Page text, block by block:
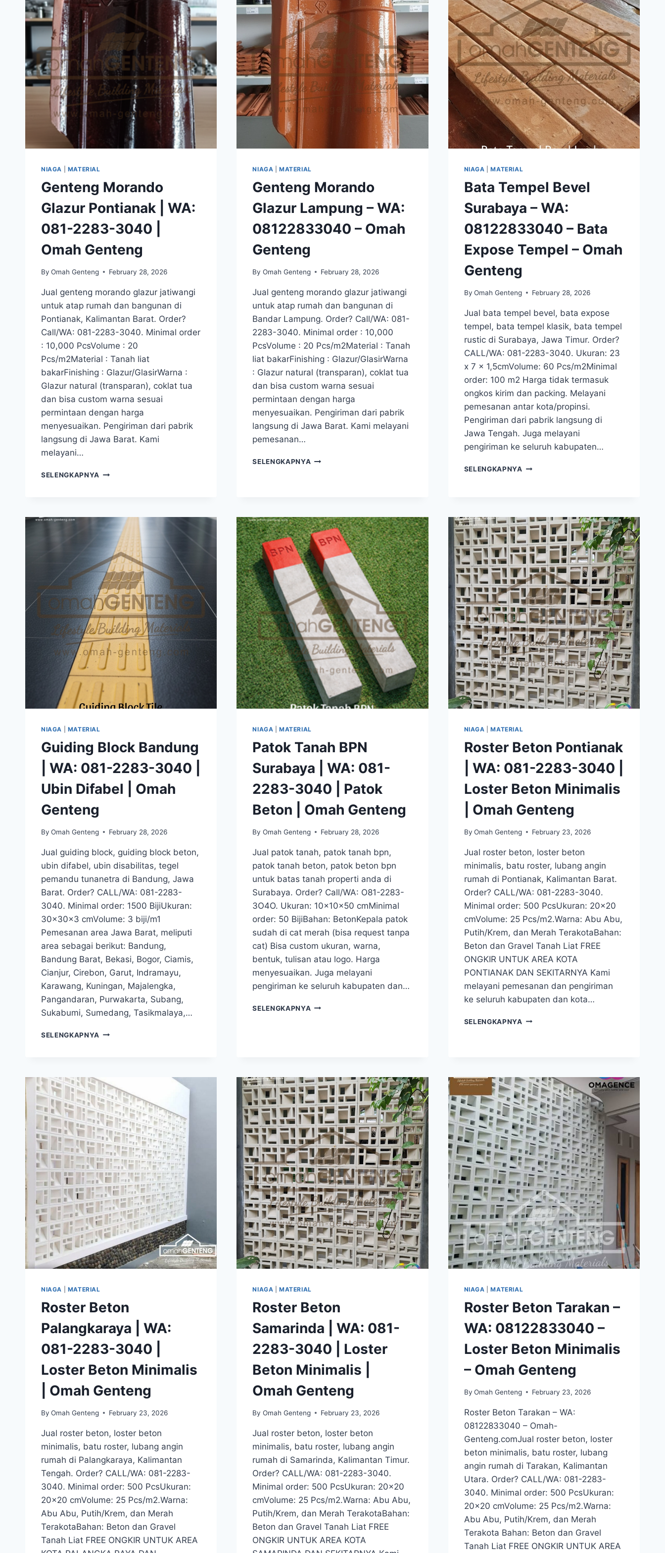
NIAGA MATERIAL
Genteng Morando
Glazur Pontianak | WA:
081-2283-3040 |
Omah Genteng
By Omah Genteng February 28, 2026
Jual genteng morando glazur jatiwangi
untuk atap rumah dan bangunan di
Pontianak, Kalimantan Barat. Order?
Call/WA: 081-2283-3040. Minimal order
: 10,000 PcsVolume : 20
Pcs/m2Material : Tanah liat
bakarFinishing : Glazur/GlasirWarna :
Glazur natural (transparan), coklat tua
dan bisa custom warna sesuai
permintaan dengan harga
menyesuaikan. Pengiriman dari pabrik
langsung di Jawa Barat. Kami
melayani…
SELENGKAPNYA GENTENG
2283-
3040
|
OMAH
GENTENG
NIAGA |MATERIAL
Genteng Morando
Glazur Lampung – WA:
08122833040 – Omah
Genteng
By Omah Genteng February 28, 2026
Jual genteng morando glazur jatiwangi
untuk atap rumah dan bangunan di
Bandar Lampung. Order? Call/WA: 081-
2283-3040. Minimal order : 10,000
PcsVolume : 20 Pcs/m2Material : Tanah
liat bakarFinishing : Glazur/GlasirWarna
: Glazur natural (transparan), coklat tua
dan bisa custom warna sesuai
permintaan dengan harga
menyesuaikan. Pengiriman dari pabrik
langsung di Jawa Barat. Kami melayani
pemesanan…
SELENGKAPNYA GENTENG
08122833040
–
OMAH
GENTENG
NIAGA |MATERIAL
Bata Tempel Bevel
Surabaya – WA:
08122833040 – Bata
Expose Tempel – Omah
Genteng
By Omah Genteng February 28, 2026
Jual bata tempel bevel, bata expose
tempel, bata tempel klasik, bata tempel
rustic di Surabaya, Jawa Timur. Order?
CALL/WA: 081-2283-3040. Ukuran: 23
x 7 x 1,5cmVolume: 60 Pcs/m2Minimal
order: 100 m2 Harga tidak termasuk
ongkos kirim dan packing. Melayani
pemesanan antar kota/propinsi.
Pengiriman dari pabrik langsung di
Jawa Tengah. Juga melayani
pengiriman ke seluruh kabupaten…
SELENGKAPNYA BATA
WA:
08122833040
–
BATA
EXPOSE
TEMPEL
–
OMAH
GENTENG
NIAGA MATERIAL
Guiding Block Bandung
| WA: 081-2283-3040 |
Ubin Difabel | Omah
Genteng
By Omah Genteng February 28, 2026
Jual guiding block, guiding block beton,
ubin difabel, ubin disabilitas, tegel
pemandu tunanetra di Bandung, Jawa
Barat. Order? CALL/WA: 081-2283-
3040. Minimal order: 1500 BijiUkuran:
30x30x3 cmVolume: 3 biji/m1
Pemesanan area Jawa Barat, meliputi
area sebagai berikut: Bandung,
Bandung Barat, Bekasi, Bogor, Ciamis,
Cianjur, Cirebon, Garut, Indramayu,
Karawang, Kuningan, Majalengka,
Pangandaran, Purwakarta, Subang,
Sukabumi, Sumedang, Tasikmalaya,…
SELENGKAPNYA GUIDING
081-
2283-
3040
|
UBIN
DIFABEL
OMAH
GENTENG
NIAGA |MATERIAL
Patok Tanah BPN
Surabaya | WA: 081-
2283-3040 | Patok
Beton | Omah Genteng
By Omah Genteng February 28, 2026
Jual patok tanah, patok tanah bpn,
patok tanah beton, patok beton bpn
untuk batas tanah properti anda di
Surabaya. Order? Call/WA: O81-2283-
3O4O. Ukuran: 10x10x50 cmMinimal
order: 50 BijiBahan: BetonKepala patok
sudah di cat merah (bisa request tanpa
cat) Bisa custom ukuran, warna,
bentuk, tulisan atau logo. Harga
menyesuaikan. Juga melayani
pengiriman ke seluruh kabupaten dan…
SELENGKAPNYA PATOK
2283-
3040
|
PATOK
BETON
|
OMAH
GENTENG
NIAGA |MATERIAL
Roster Beton Pontianak
| WA: 081-2283-3040 |
Loster Beton Minimalis
| Omah Genteng
By Omah Genteng February 23, 2026
Jual roster beton, loster beton
minimalis, batu roster, lubang angin
rumah di Pontianak, Kalimantan Barat.
Order? CALL/WA: 081-2283-3040.
Minimal order: 500 PcsUkuran: 20×20
cmVolume: 25 Pcs/m2.Warna: Abu Abu,
Putih/Krem, dan Merah TerakotaBahan:
Beton dan Gravel Tanah Liat FREE
ONGKIR UNTUK AREA KOTA
PONTIANAK DAN SEKITARNYA Kami
melayani pemesanan dan pengiriman
ke seluruh kabupaten dan kota…
SELENGKAPNYA ROSTER
2283-
3040
|
LOSTER
BETON
MINIMALIS
|
OMAH
GENTENG
NIAGA MATERIAL
Roster Beton
Palangkaraya | WA:
081-2283-3040 |
Loster Beton Minimalis
| Omah Genteng
By Omah Genteng February 23, 2026
Jual roster beton, loster beton
minimalis, batu roster, lubang angin
rumah di Palangkaraya, Kalimantan
Tengah. Order? CALL/WA: 081-2283-
3040. Minimal order: 500 PcsUkuran:
20×20 cmVolume: 25 Pcs/m2.Warna:
Abu Abu, Putih/Krem, dan Merah
TerakotaBahan: Beton dan Gravel
Tanah Liat FREE ONGKIR UNTUK AREA
NIAGA |MATERIAL
Roster Beton
Samarinda | WA: 081-
2283-3040 | Loster
Beton Minimalis |
Omah Genteng
By Omah Genteng February 23, 2026
Jual roster beton, loster beton
minimalis, batu roster, lubang angin
rumah di Samarinda, Kalimantan Timur.
Order? CALL/WA: 081-2283-3040.
Minimal order: 500 PcsUkuran: 20×20
cmVolume: 25 Pcs/m2.Warna: Abu Abu,
Putih/Krem, dan Merah TerakotaBahan:
Beton dan Gravel Tanah Liat FREE
ONGKIR UNTUK AREA KOTA
NIAGA |MATERIAL
Roster Beton Tarakan –
WA: 08122833040 –
Loster Beton Minimalis
– Omah Genteng
By Omah Genteng February 23, 2026
Roster Beton Tarakan – WA:
08122833040 – Omah-
Genteng.comJual roster beton, loster
beton minimalis, batu roster, lubang
angin rumah di Tarakan, Kalimantan
Utara. Order? CALL/WA: 081-2283-
3040. Minimal order: 500 PcsUkuran:
20×20 cmVolume: 25 Pcs/m2.Warna:
Abu Abu, Putih/Krem, dan Merah
Terakota Bahan: Beton dan Gravel
Tanah Liat FREE ONGKIR UNTUK AREA